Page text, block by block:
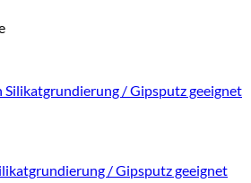
/ Gipsputz geeignet